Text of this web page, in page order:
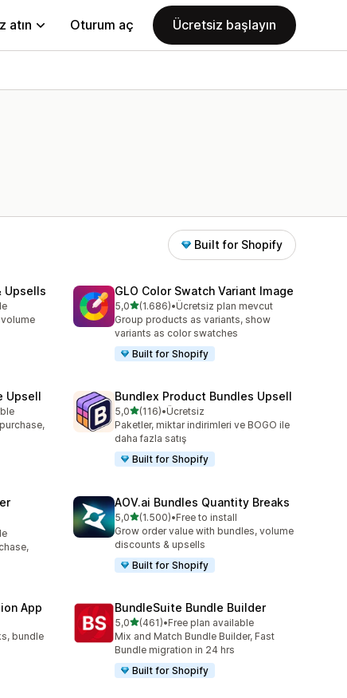
atın Oturum aç Ücretsiz başlayın
Built for Shopify
Upsells GLO Color Swatch Variant Image
5,05 yıldız üzerinden
(1.686)
toplam 1686 değerlendirme
•Ücretsiz plan mevcut
Group products as variants, show
variants as color swatches
Built for Shopify
Upsell Bundlex Product Bundles Upsell
5,05 yıldız üzerinden
(116)
toplam 116 değerlendirme
•Ücretsiz
Paketler, miktar indirimleri ve BOGO ile
daha fazla satış
Built for Shopify
AOV.ai Bundles Quantity Breaks
5,05 yıldız üzerinden
(1.500)
toplam 1500 değerlendirme
•Free to install
Grow order value with bundles, volume
discounts & upsells
Built for Shopify
App
bundle
BundleSuite Bundle Builder
5,05 yıldız üzerinden
(461)
toplam 461 değerlendirme
•Free plan available
Mix and Match Bundle Builder, Fast
Bundle migration in 24 hrs
Built for Shopify